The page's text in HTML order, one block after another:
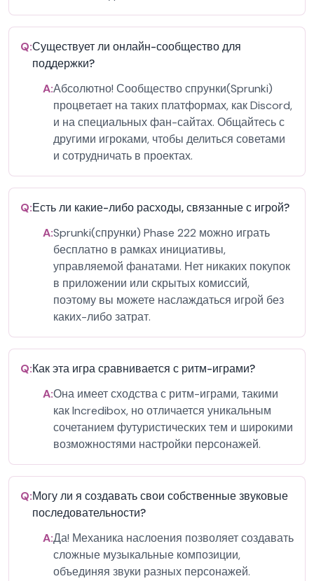
Q:Существует ли онлайн-сообщество для
поддержки?
A:Абсолютно! Сообщество спрунки(Sprunki)
процветает на таких платформах, как Discord,
и на специальных фан-сайтах. Общайтесь с
другими игроками, чтобы делиться советами
и сотрудничать в проектах.
Q:Есть ли какие-либо расходы, связанные с игрой?
A:Sprunki(спрунки) Phase 222 можно играть
бесплатно в рамках инициативы,
управляемой фанатами. Нет никаких покупок
в приложении или скрытых комиссий,
поэтому вы можете наслаждаться игрой без
каких-либо затрат.
Q:Как эта игра сравнивается с ритм-играми?
A:Она имеет сходства с ритм-играми, такими
как Incredibox, но отличается уникальным
сочетанием футуристических тем и широкими
возможностями настройки персонажей.
Q:Могу ли я создавать свои собственные звуковые
последовательности?
A:Да! Механика наслоения позволяет создавать
сложные музыкальные композиции,
объединяя звуки разных персонажей.